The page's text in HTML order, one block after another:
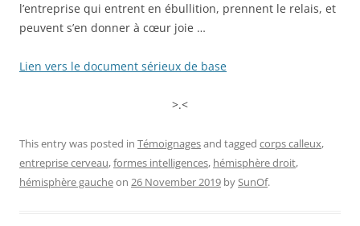
l’entreprise qui entrent en ébullition, prennent le relais, et
peuvent s’en donner à cœur joie …
Lien vers le document sérieux de base
>.<
This entry was posted in Témoignagesand tagged corps calleux,
entreprise cerveau,formes intelligences, hémisphère droit,
hémisphère gaucheon 26 November 2019 bySunOf.